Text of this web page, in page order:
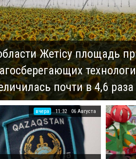
Жетісу площадь
почти в 4,6 раза
вчера 11:3206 Августа